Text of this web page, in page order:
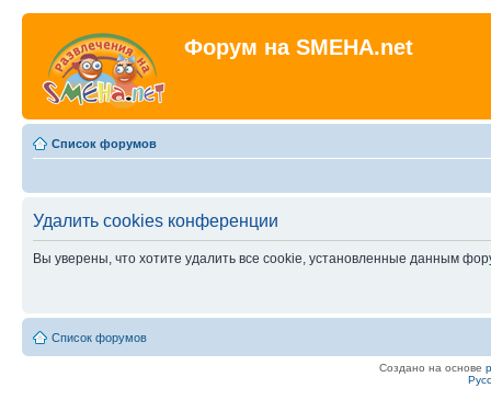
Форум на SMEHA.net
Список форумов
Удалить cookies конференции
Вы уверены, что хотите удалить все cookie, установленные данным
Список форумов
Создано на основе